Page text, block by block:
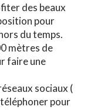
des beaux
pour
du temps.
mètres de
faire une
sociaux (
pour